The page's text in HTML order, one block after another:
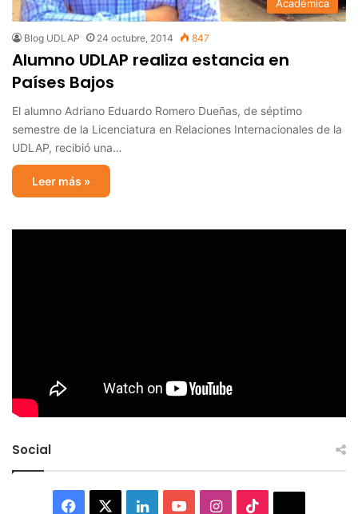
Académica
Blog UDLAP 24 octubre, 2014 847
Alumno UDLAP realiza estancia en
Países Bajos
El alumno Adriano Eduardo Romero Dueñas, de séptimo
semestre de la Licenciatura en Relaciones Internacionales de la
UDLAP, recibió una…
Leer más »
Social
Facebook LinkedInYouTubeInstagram